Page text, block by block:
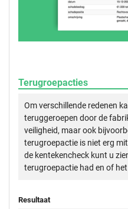
Terugroepacties
Om verschillende redenen
teruggeroepen door de
veiligheid, maar ook
terugroepactie is niet erg
de kentekencheck kunt u
terugroepactie had en of
Resultaat